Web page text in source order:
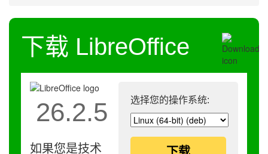
下载 LibreOffice
选择您的操作系统:
26.2.5
如果您是技术